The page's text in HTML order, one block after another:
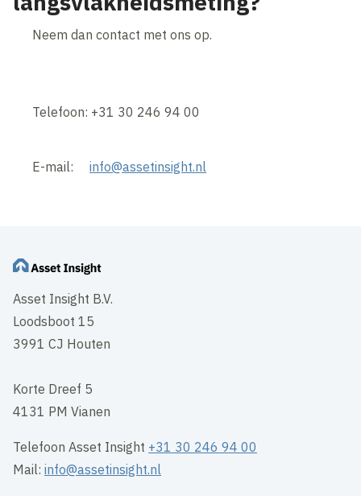
Neem dan contact met ons op.
Telefoon: +31 30 246 94 00
E-mail:info@assetinsight.nl
Asset Insight B.V.
Loodsboot 15
3991 CJ Houten
Korte Dreef 5
4131 PM Vianen
Telefoon Asset Insight +31 30 246 94 00
Mail:info@assetinsight.nl